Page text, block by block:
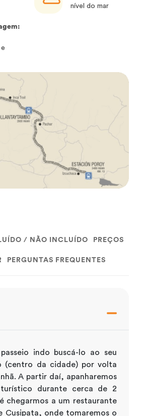
nível do mar
/ NÃO INCLUÍDO PREÇOS
PERGUNTAS FREQUENTES
indo buscá-lo ao seu
(centro da cidade) por volta
A partir daí, apanharemos
durante cerca de 2
chegarmos a um restaurante
Cusipata, onde tomaremos o